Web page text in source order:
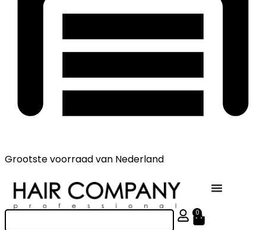
Grootste voorraadvan Nederland
0